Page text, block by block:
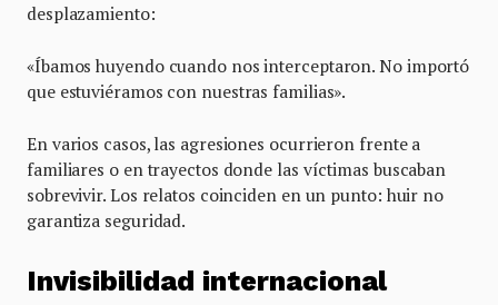
desplazamiento:
«Íbamos huyendo cuando nos interceptaron. No importó
que estuviéramos con nuestras familias».
En varios casos, las agresiones ocurrieron frente a
familiares o en trayectos donde las víctimas buscaban
sobrevivir. Los relatos coinciden en un punto: huir no
garantiza seguridad.
Invisibilidad internacional